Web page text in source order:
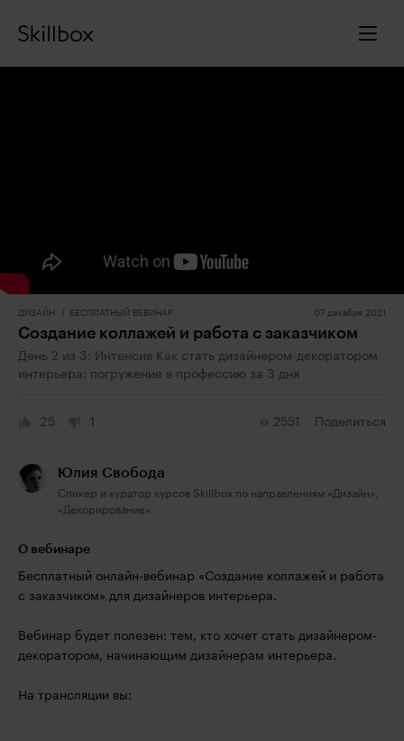
ДИЗАЙН БЕСПЛАТНЫЙ ВЕБИНАР 07 декабря 2021
Создание коллажей и работа с заказчиком
День 2 из 3: Интенсив Как стать дизайнером-декоратором
интерьера: погружение в профессию за 3 дня
25 1 2551 Поделиться
Юлия Свобода
Спикер и куратор курсов Skillbox по направлениям «Дизайн»,
«Декорирование»
О вебинаре
Бесплатный онлайн-вебинар «Создание коллажей и работа
с заказчиком» для дизайнеров интерьера.
Вебинар будет полезен: тем, кто хочет стать дизайнером-
декоратором, начинающим дизайнерам интерьера.
На трансляции вы: